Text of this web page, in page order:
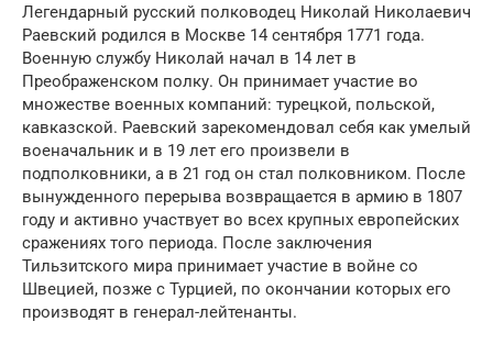
Легендарный русский полководец Николай Николаевич
Раевский родился в Москве 14 сентября 1771 года.
Военную службу Николай начал в 14 лет в
Преображенском полку. Он принимает участие во
множестве военных компаний: турецкой, польской,
кавказской. Раевский зарекомендовал себя как умелый
военачальник и в 19 лет его произвели в
подполковники, а в 21 год он стал полковником. После
вынужденного перерыва возвращается в армию в 1807
году и активно участвует во всех крупных европейских
сражениях того периода. После заключения
Тильзитского мира принимает участие в войне со
Швецией, позже с Турцией, по окончании которых его
производят в генерал-лейтенанты.